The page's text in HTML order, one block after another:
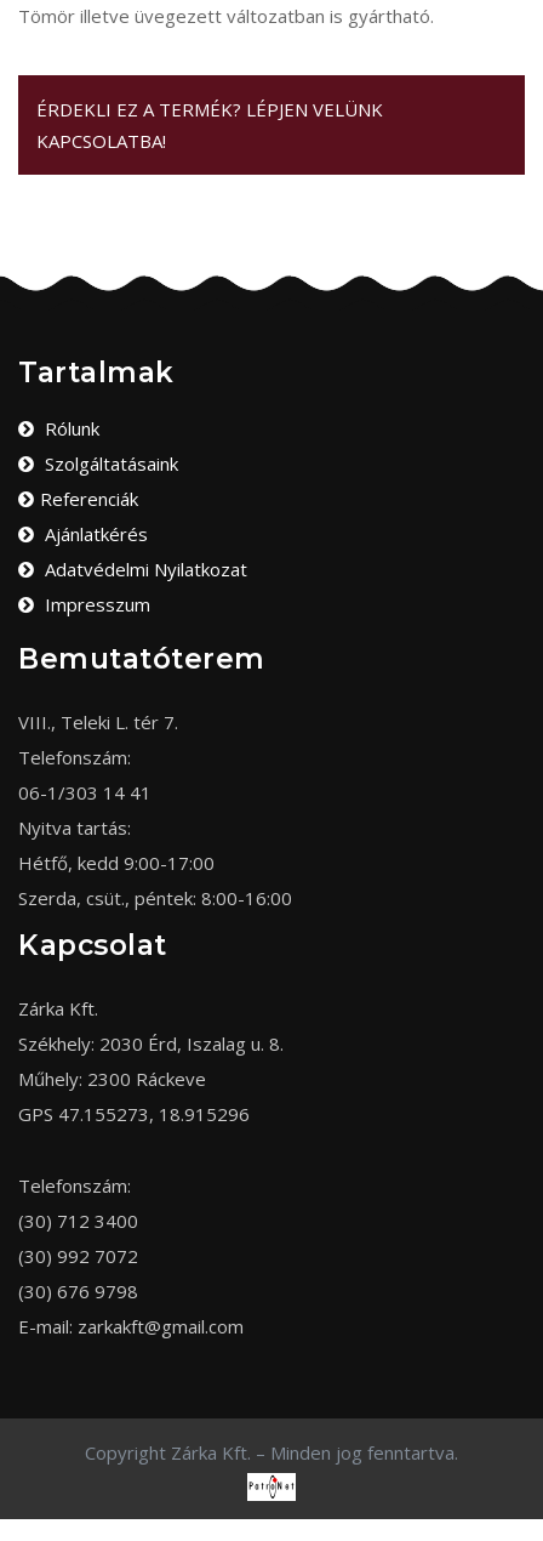
Tömör illetve üvegezett változatban is gyártható.
ÉRDEKLI EZ A TERMÉK? LÉPJEN VELÜNK
KAPCSOLATBA!
Tartalmak
Rólunk
Szolgáltatásaink
Referenciák
Ajánlatkérés
Adatvédelmi Nyilatkozat
Impresszum
Bemutatóterem
VIII., Teleki L. tér 7.
Telefonszám:
06-1/303 14 41
Nyitva tartás:
Hétfő, kedd 9:00-17:00
Szerda, csüt., péntek: 8:00-16:00
Kapcsolat
Zárka Kft.
Székhely: 2030 Érd, Iszalag u. 8.
Műhely: 2300 Ráckeve
GPS 47.155273, 18.915296
Telefonszám:
(30) 712 3400
(30) 992 7072
(30) 676 9798
E-mail: zarkakft@gmail.com
Copyright Zárka Kft. – Minden jog fenntartva.